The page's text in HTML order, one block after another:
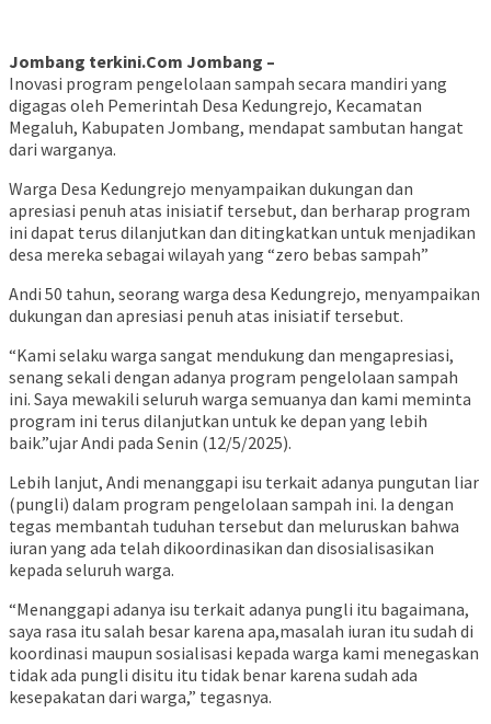
Jombang terkini.Com Jombang –
Inovasi program pengelolaan sampah secara mandiri yang
digagas oleh Pemerintah Desa Kedungrejo, Kecamatan
Megaluh, Kabupaten Jombang, mendapat sambutan hangat
dari warganya.
Warga Desa Kedungrejo menyampaikan dukungan dan
apresiasi penuh atas inisiatif tersebut, dan berharap program
ini dapat terus dilanjutkan dan ditingkatkan untuk menjadikan
desa mereka sebagai wilayah yang “zero bebas sampah”
Andi 50 tahun, seorang warga desa Kedungrejo, menyampaikan
dukungan dan apresiasi penuh atas inisiatif tersebut.
“Kami selaku warga sangat mendukung dan mengapresiasi,
senang sekali dengan adanya program pengelolaan sampah
ini. Saya mewakili seluruh warga semuanya dan kami meminta
program ini terus dilanjutkan untuk ke depan yang lebih
baik.”ujar Andi pada Senin (12/5/2025).
Lebih lanjut, Andi menanggapi isu terkait adanya pungutan liar
(pungli) dalam program pengelolaan sampah ini. Ia dengan
tegas membantah tuduhan tersebut dan meluruskan bahwa
iuran yang ada telah dikoordinasikan dan disosialisasikan
kepada seluruh warga.
“Menanggapi adanya isu terkait adanya pungli itu bagaimana,
saya rasa itu salah besar karena apa,masalah iuran itu sudah di
koordinasi maupun sosialisasi kepada warga kami menegaskan
tidak ada pungli disitu itu tidak benar karena sudah ada
kesepakatan dari warga,” tegasnya.